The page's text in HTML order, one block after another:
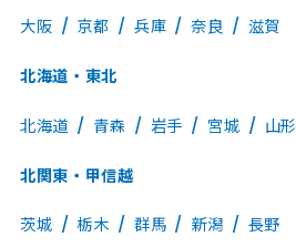
大阪 京都 兵庫 奈良 滋賀
北海道・東北
北海道 青森 岩手 宮城 山形
北関東・甲信越
茨城 栃木 群馬 新潟 長野